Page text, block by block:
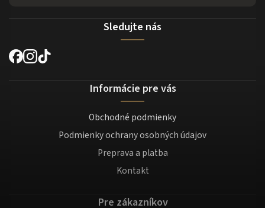
Sledujte nás
Informácie pre vás
Obchodné podmienky
Podmienky ochrany osobných údajov
Preprava a platba
Kontakt
Pre zákazníkov